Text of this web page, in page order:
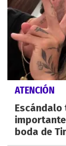
ATENCIÓN
boda de